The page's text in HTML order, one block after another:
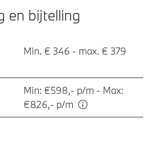
en bijtelling
Min. € 346 - max. € 379
Min: €598,- p/m - Max:
€826,- p/m